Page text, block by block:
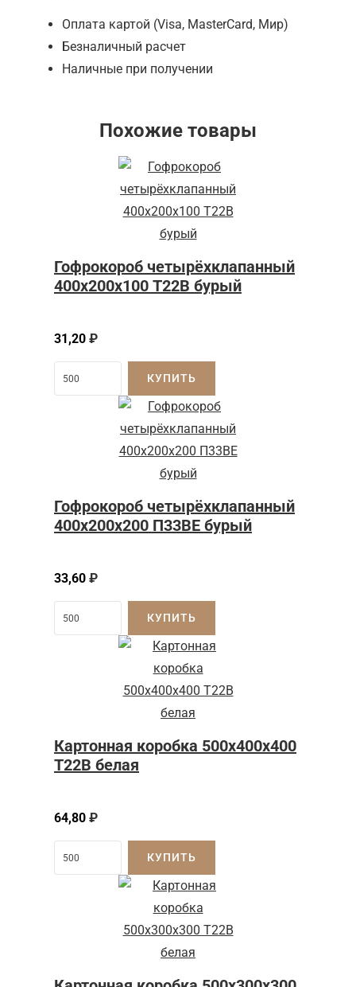
Оплата картой (Visa, MasterCard, Мир)
Безналичный расчет
Наличные при получении
Похожие товары
Гофрокороб четырёхклапанный
400х200х100 Т22В бурый
31,20 ₽
КУПИТЬ
Гофрокороб четырёхклапанный
400x200x200 П33BE бурый
33,60 ₽
КУПИТЬ
Картонная коробка 500x400x400
Т22B белая
64,80 ₽
КУПИТЬ